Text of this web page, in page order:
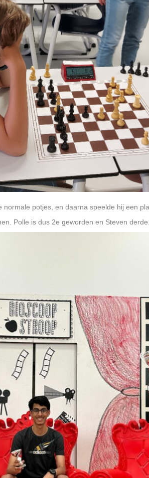
potjes, en daarna speelde hij een
Polle is dus 2e geworden en Steven